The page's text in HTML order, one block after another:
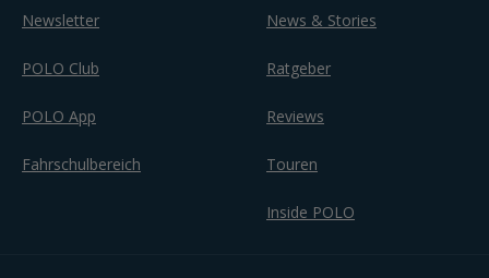
Newsletter
POLO Club
POLO App
Fahrschulbereich
News & Stories
Ratgeber
Reviews
Touren
Inside POLO